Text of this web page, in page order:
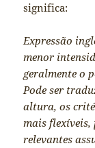
significa:
Expressão
menor
geralmente o
Pode ser
altura, os
mais flexíveis,
relevantes